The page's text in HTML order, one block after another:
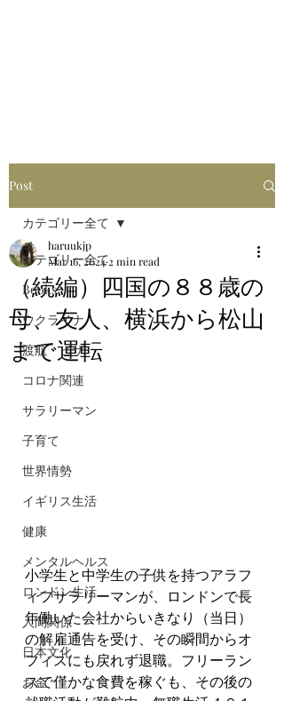
Post
カテゴリー全て
Books
ウクライナ
渡航・ビザ
コロナ関連
サラリーマン
子育て
世界情勢
イギリス生活
健康
メンタルヘルス
ロンドン生活
人間関係
日本文化
お金
カテゴリー全て
（続編）四国の８８歳の
母、友人、横浜から松山
まで運転
haruukjp
Mar 16, 2024 2 min read
小学生と中学生の子供を持つアラフ
ィフサラリーマンが、ロンドンで長
年働いた会社からいきなり（当日）
の解雇通告を受け、その瞬間からオ
フィスにも戻れず退職。フリーラン
スで僅かな食費を稼ぐも、その後の